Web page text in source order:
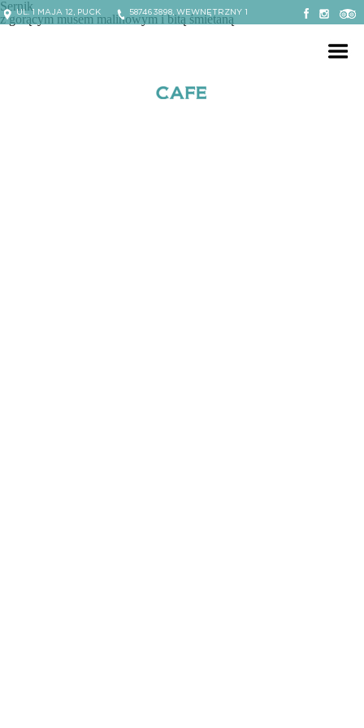
UL. 1 MAJA 12, PUCK 587463898, WEWNĘTRZNY 1
Sernik
z gorącym musem malinowym i bitą śmietaną